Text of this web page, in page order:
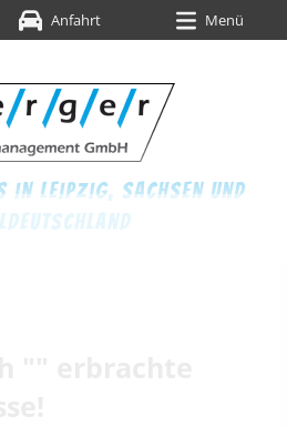
Anfahrt Menü
in leipzig, sachsen und
"" erbrachte